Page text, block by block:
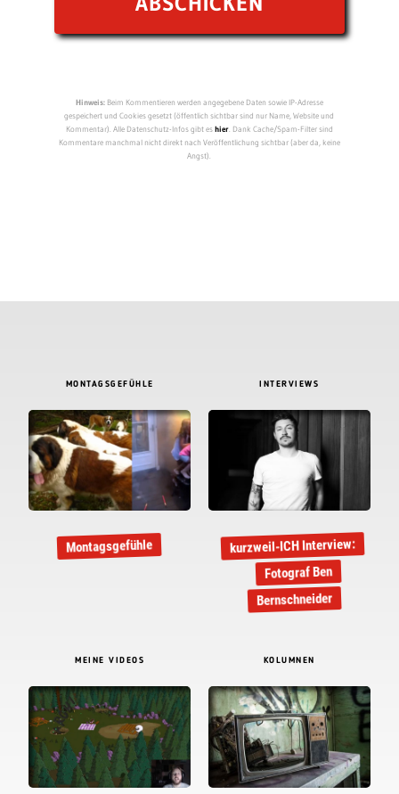
Hinweis:Beim Kommentieren werden angegebene Daten sowie IP-Adresse
gespeichert und Cookies gesetzt (öffentlich sichtbar sind nur Name, Website und
Kommentar). Alle Datenschutz-Infos gibt eshier. Dank Cache/Spam-Filter sind
Kommentare manchmal nicht direkt nach Veröffentlichung sichtbar (aber da, keine
Angst).
MONTAGSGEFÜHLE
Montagsgefühle
INTERVIEWS
kurzweil-ICH Interview:
Fotograf Ben
Bernschneider
MEINE VIDEOS KOLUMNEN